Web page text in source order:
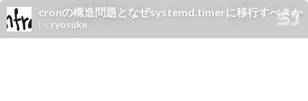
cronの構造問題となぜsystemd.timerに移行すべきか
by ryosuke